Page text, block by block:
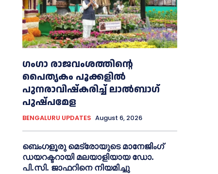
ഗംഗാ രാജവംശത്തിന്റെ
പൈതൃകം പൂക്കളിൽ
പുനരാവിഷ്‌കരിച്ച് ലാൽബാഗ്
പുഷ്പമേള
BENGALURU UPDATES August 6, 2026
ബെംഗളൂരു മെട്രോയുടെ മാനേജിംഗ്
ഡയറക്ടറായി മലയാളിയായ ഡോ.
പി.സി. ജാഫറിനെ നിയമിച്ചു